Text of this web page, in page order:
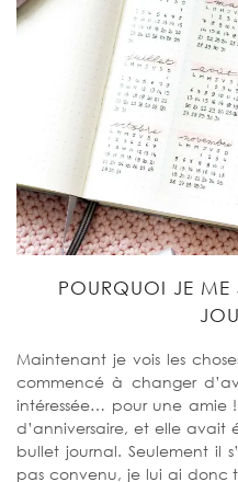
POURQUOI JE ME
Maintenant je vois les
commencé à changer
intéressée… pour une amie
d’anniversaire, et elle
bullet journal. Seulement il
pas convenu, je lui ai donc